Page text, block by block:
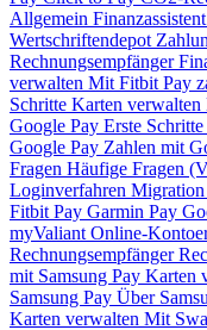
Allgemein Finanzassistent
Wertschriftendepot
Rechnungsempfänger
verwalten Mit Fitbit Pay
Schritte Karten verwalten
Google Pay Erste
Google Pay Zahlen mit
Fragen Häufige Fragen
Loginverfahren
Fitbit Pay Garmin Pay
myValiant Online-
Rechnungsempfänger
mit Samsung Pay Karten
Samsung Pay Über
Karten verwalten Mit